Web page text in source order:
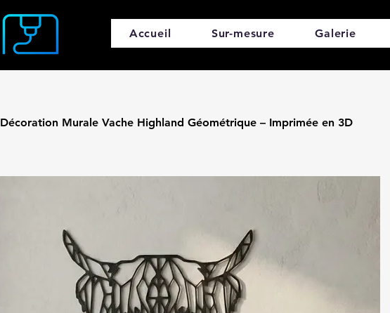
Accueil Sur-mesure Galerie
Décoration Murale Vache Highland Géométrique – Imprimée en 3D